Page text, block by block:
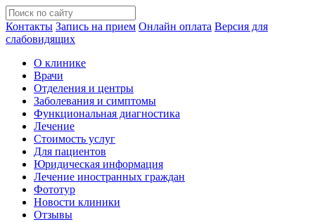
Контакты Запись на прием Онлайн оплата Версия для
слабовидящих
О клинике
Врачи
Отделения и центры
Заболевания и симптомы
Функциональная диагностика
Лечение
Стоимость услуг
Для пациентов
Юридическая информация
Лечение иностранных граждан
Фототур
Новости клиники
Отзывы